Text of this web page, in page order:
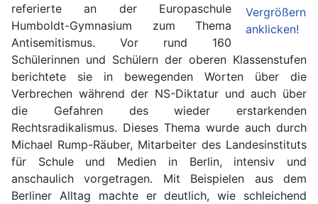
referierte an der Europaschule
Humboldt-Gymnasium zum Thema
Antisemitismus. Vor rund 160
Schülerinnen und Schülern der oberen Klassenstufen
berichtete sie in bewegenden Worten über die
Verbrechen während der NS-Diktatur und auch über
die Gefahren des wieder erstarkenden
Rechtsradikalismus. Dieses Thema wurde auch durch
Michael Rump-Räuber, Mitarbeiter des Landesinstituts
für Schule und Medien in Berlin, intensiv und
anschaulich vorgetragen. Mit Beispielen aus dem
Berliner Alltag machte er deutlich, wie schleichend